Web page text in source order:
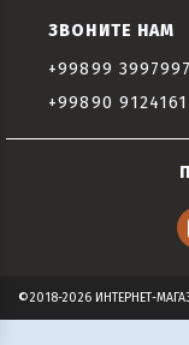
ЗВОНИТЕ НАМ
+99899 3997997
+99890 9124161
©2018-2026 ИНТЕРНЕТ-